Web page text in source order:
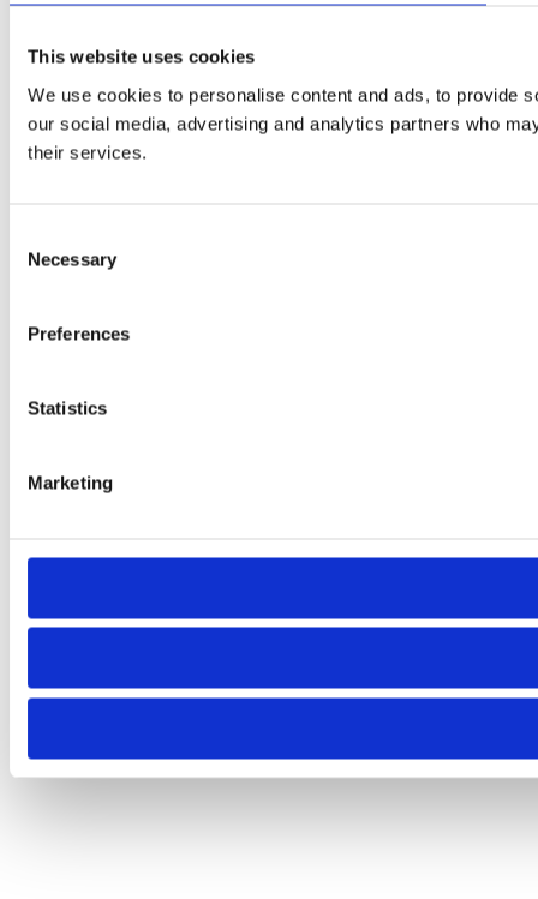
This website uses cookies
We use cookies to personalise content and ads, to provide
our social media, advertising and analytics partners who
their services.
Selection
Necessary
Preferences
Statistics
Marketing